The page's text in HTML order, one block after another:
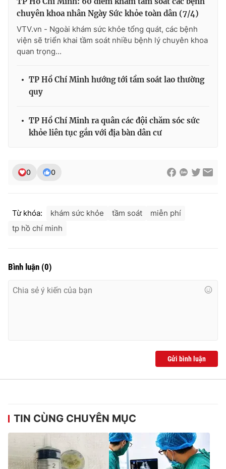
chuyên khoa nhân Ngày Sức khỏe toàn dân (7/4)
VTV.vn - Ngoài khám sức khỏe tổng quát, các bệnh
viện sẽ triển khai tầm soát nhiều bệnh lý chuyên khoa
quan trọng...
TP Hồ Chí Minh hướng tới tầm soát lao thường
quy
TP Hồ Chí Minh ra quân các đội chăm sóc sức
khỏe liên tục gắn với địa bàn dân cư
0 0
Từ khóa: khám sức khỏe tầm soát
miễn phí
tp hồ chí minh
Bình luận (0)
Gửi bình luận
TIN CÙNG CHUYÊN MỤC